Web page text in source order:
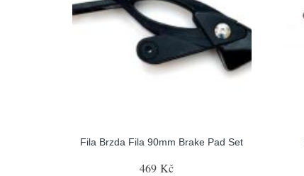
Fila Brzda Fila 90mm Brake Pad Set
469 Kč